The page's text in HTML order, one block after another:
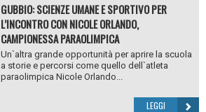
GUBBIO: SCIENZE UMANE E SPORTIVO PER
L’INCONTRO CON NICOLE ORLANDO,
CAMPIONESSA PARAOLIMPICA
Un`altra grande opportunità per aprire la scuola
a storie e percorsi come quello dell`atleta
paraolimpica Nicole Orlando...
LEGGI